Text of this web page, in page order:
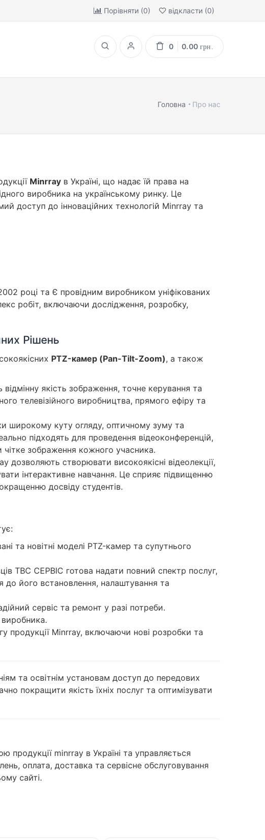
Порівняти (0) відкласти (0)
0 0.00 грн.
Головна Про нас
Minrray в Україні, що надає їй права на
виробника на українському ринку. Це
доступ до інноваційних технологій Minrray та
році та Є провідним виробником уніфікованих
робіт, включаючи дослідження, розробку,
Рішень
PTZ-камер (Pan-Tilt-Zoom), а також
якість зображення, точне керування та
телевізійного виробництва, прямого ефіру та
широкому куту огляду, оптичному зуму та
підходять для проведення відеоконференцій,
чітке зображення кожного учасника.
дозволяють створювати високоякісні відеолекції,
інтерактивне навчання. Це сприяє підвищенню
досвіду студентів.
та новітні моделі PTZ-камер та супутнього
ТВС СЕРВІС готова надати повний спектр послуг,
до його встановлення, налаштування та
сервіс та ремонт у разі потреби.
продукції Minrray, включаючи нові розробки та
та освітнім установам доступ до передових
покращити якість їхніх послуг та оптимізувати
продукції minrray в Україні та управляється
оплата, доставка та сервісне обслуговування
сайті.